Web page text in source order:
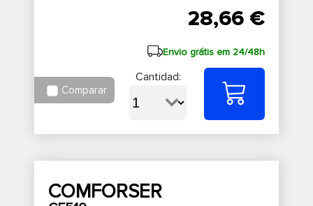
28,66 €
Envio grátis em 24/48h
Comparar
Cantidad:
COMFORSER